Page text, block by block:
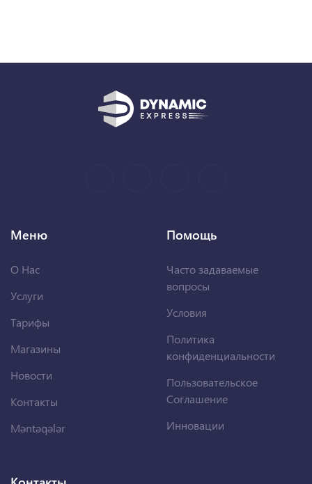
Меню
О Нас
Услуги
Тарифы
Магазины
Новости
Контакты
Məntəqələr
Помощь
Часто задаваемые
вопросы
Условия
Политика
конфиденциальности
Пользовательское
Соглашение
Инновации